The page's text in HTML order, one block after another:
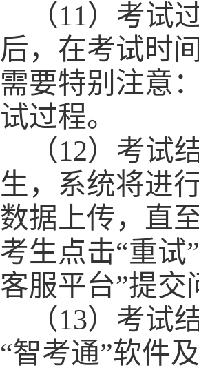
（11）考试
后，在考试时
需要特别注意
试过程。
（12）考试
生，系统将进
数据上传，直
考生点击“重试”
客服平台”提
（13）考试
“智考通”软件及